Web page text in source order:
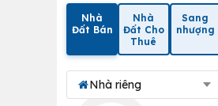
Nhà
Đất Bán
Nhà
Đất Cho
Thuê
Sang
nhượng
Nhà riêng